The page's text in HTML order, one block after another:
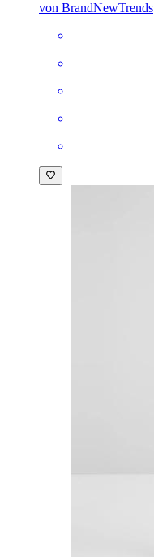
von BrandNewTrends